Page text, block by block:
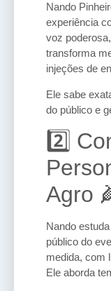
Nando
experiência
voz
transforma
injeções de
Ele sabe
do público e
2️⃣
Agro
Nando
público do
medida, com
Ele aborda